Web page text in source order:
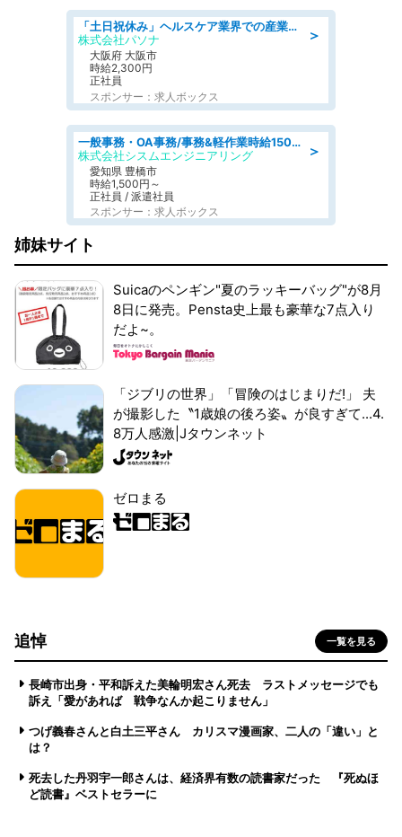
＞
「土日祝休み」ヘルスケア業界での産業保健師業務/看護師/高時給/要資格:正看護師
株式会社パソナ
大阪府 大阪市
時給2,300円
正社員
スポンサー：求人ボックス
＞
一般事務・OA事務/事務&軽作業時給1500円土日祝休み各種社保完備
株式会社シスムエンジニアリング
愛知県 豊橋市
時給1,500円～
正社員 / 派遣社員
スポンサー：求人ボックス
姉妹サイト
Suicaのペンギン"夏のラッキーバッグ"が8月
8日に発売。Pensta史上最も豪華な7点入り
だよ~。
「ジブリの世界」「冒険のはじまりだ!」 夫
が撮影した〝1歳娘の後ろ姿〟が良すぎて...4.
8万人感激|Jタウンネット
ゼロまる
追悼 一覧を見る
長崎市出身・平和訴えた美輪明宏さん死去 ラストメッセージでも
訴え「愛があれば 戦争なんか起こりません」
つげ義春さんと白土三平さん カリスマ漫画家、二人の「違い」と
は？
死去した丹羽宇一郎さんは、経済界有数の読書家だった 『死ぬほ
ど読書』ベストセラーに